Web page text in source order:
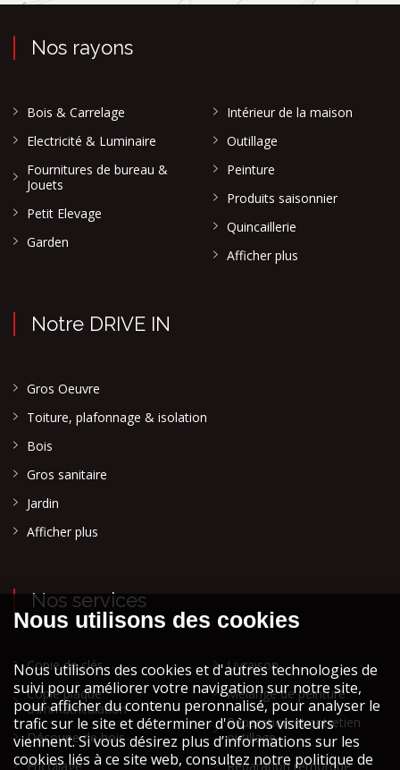
Nos rayons
Bois & Carrelage
Electricité & Luminaire
Fournitures de bureau &
Jouets
Petit Elevage
Garden
Intérieur de la maison
Outillage
Peinture
Produits saisonnier
Quincaillerie
Afficher plus
Notre DRIVE IN
Gros Oeuvre
Toiture, plafonnage & isolation
Bois
Gros sanitaire
Jardin
Afficher plus
Nos services
Copie de clés
Copie plaque
d'immatriculation
Découpe de bois
Encollage
Livraison
Mélange de peinture
Réparation et entretien
outillage
Réparation remorque